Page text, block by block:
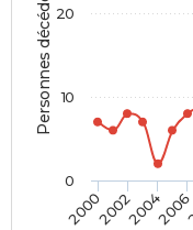
Personnes décédées
2000200220042006
0
10
20